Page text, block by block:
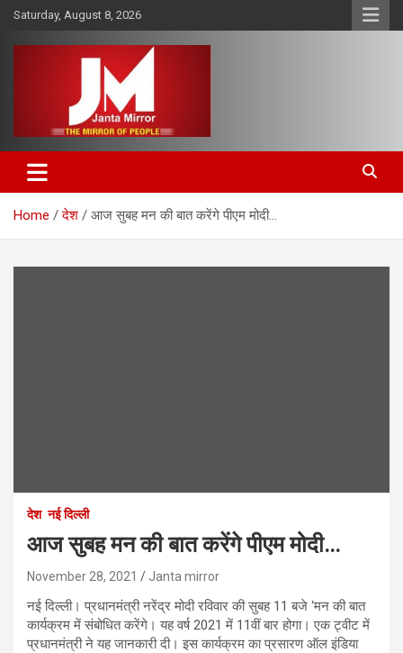
Skip
content
Saturday, August 8, 2026
Janta Mirror
Home देश आज सुबह मन की बात करेंगे पीएम मोदी…
देश नई दिल्ली
आज सुबह मन की बात करेंगे पीएम मोदी…
November 28, 2021 Janta mirror
नई दिल्‍ली। प्रधानमंत्री नरेंद्र मोदी रविवार की सुबह 11 बजे ‘मन की बात
कार्यक्रम में संबोधित करेंगे। यह वर्ष 2021 में 11वीं बार होगा। एक ट्वीट में
प्रधानमंत्री ने यह जानकारी दी। इस कार्यक्रम का प्रसारण ऑल इंडिया